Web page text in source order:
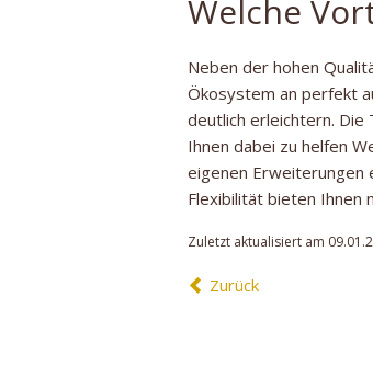
Welche
Neben der hohen
Ökosystem an perfekt
deutlich erleichtern. Die
Ihnen dabei zu helfen
eigenen Erweiterungen
Flexibilität bieten Ihnen
Zuletzt aktualisiert am
Zurück